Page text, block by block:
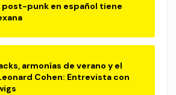
post-punk en español tiene
armonías de verano y el
Cohen: Entrevista con